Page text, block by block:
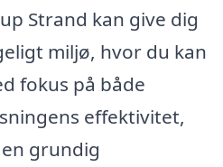
Strand kan give dig
miljø, hvor du kan
fokus på både
effektivitet,
grundig